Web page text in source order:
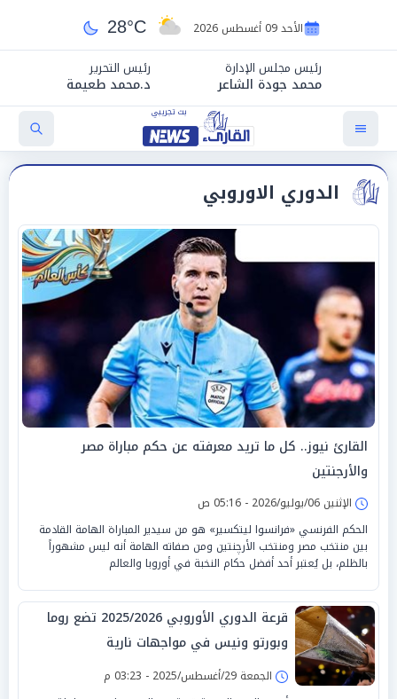
الأحد 09 أغسطس 2026 28°C
رئيس مجلس الإدارة
محمد جودة الشاعر
رئيس التحرير
د.محمد طعيمة
الدوري الاوروبي
القارئ نيوز.. كل ما تريد معرفته عن حكم مباراة مصر
والأرجنتين
الإثنين 06/يوليو/2026 - 05:16 ص
الحكم الفرنسي «فرانسوا ليتكسير» هو من سيدير المباراة الهامة القادمة
بين منتخب مصر ومنتخب الأرچنتين ومن صفاته الهامة أنه ليس مشهوراً
بالظلم، بل يُعتبر أحد أفضل حكام النخبة في أوروبا والعالم
قرعة الدوري الأوروبي 2025/2026 تضع روما
وبورتو ونيس في مواجهات نارية
الجمعة 29/أغسطس/2025 - 03:23 م